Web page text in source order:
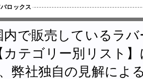
ロックス
で販売しているラ
テゴリー別リスト
弊社独自の見解によ